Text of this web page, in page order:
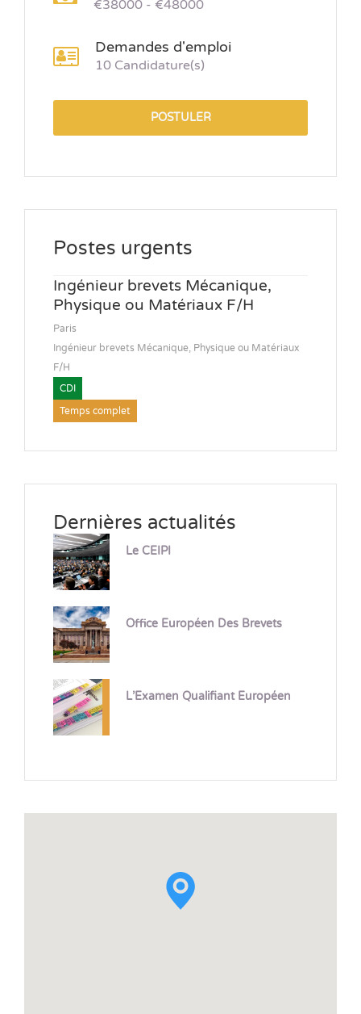
€38000 - €48000
Demandes d'emploi
10 Candidature(s)
POSTULER
Postes urgents
Ingénieur brevets Mécanique,
Physique ou Matériaux F/H
Paris
Ingénieur brevets Mécanique, Physique ou Matériaux
F/H
CDI
Temps complet
Dernières actualités
Le CEIPI
Office Européen Des Brevets
L’Examen Qualifiant Européen